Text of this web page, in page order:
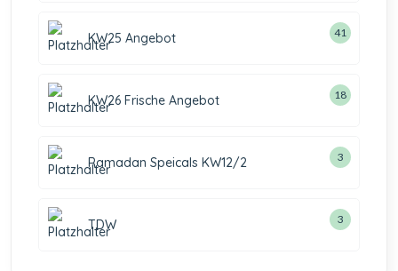
KW25 Angebot 41
KW26 Frische Angebot 18
Ramadan Speicals KW12/2 3
TDW 3